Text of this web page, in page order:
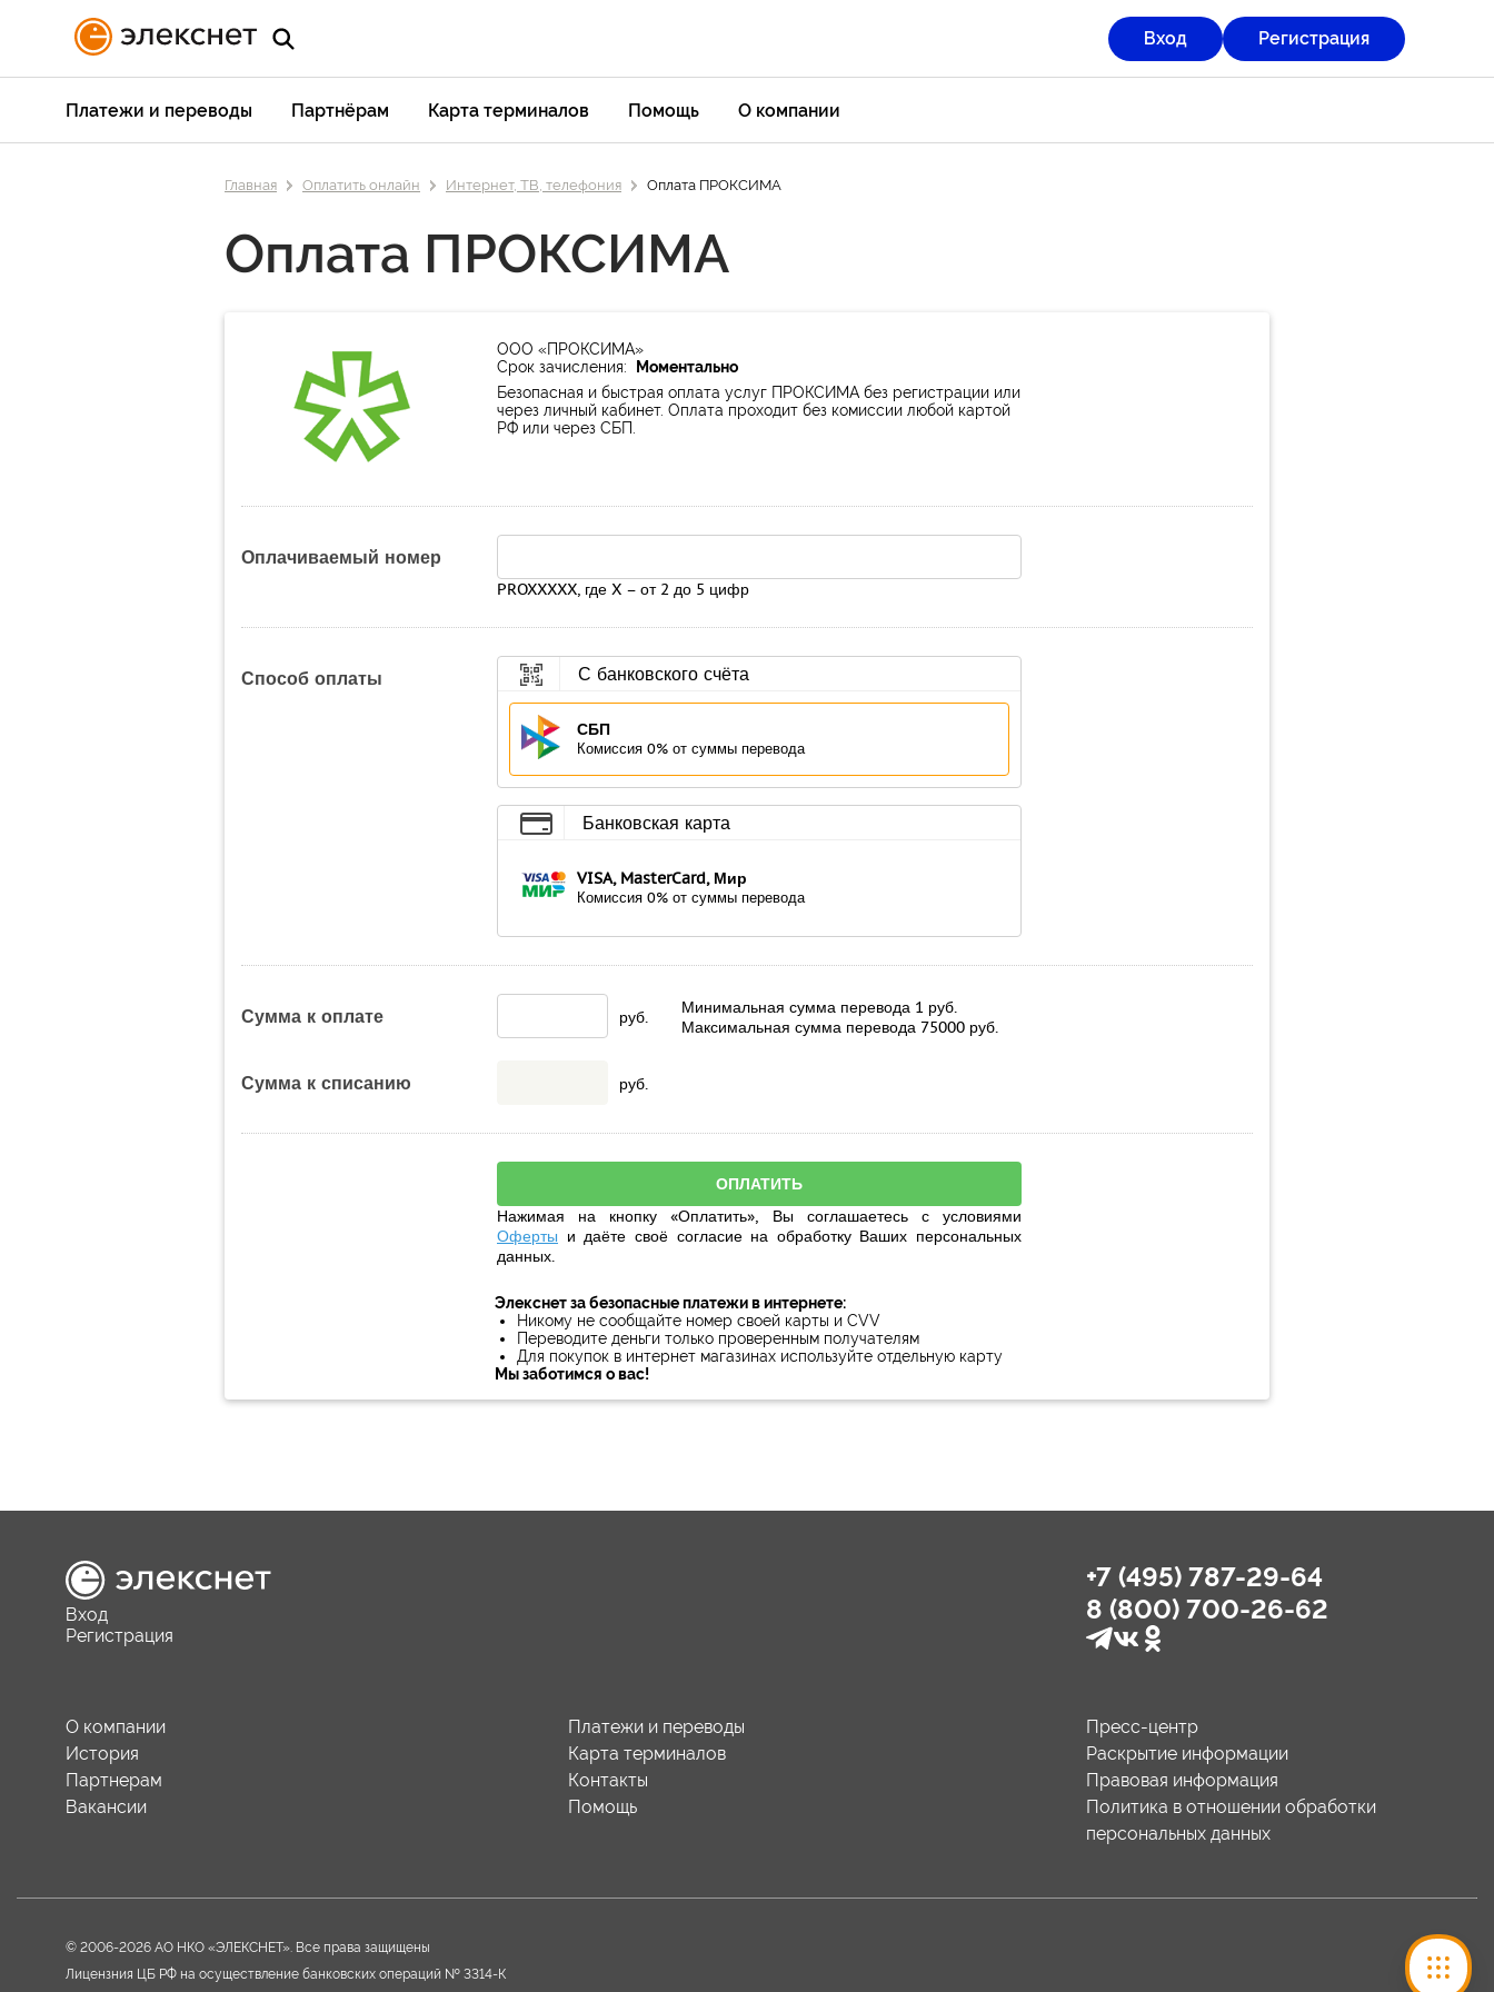
Вход Регистрация
Платежи и переводы Партнёрам Карта терминалов Помощь О компании
Главная Оплатить онлайн Интернет, ТВ, телефония Оплата ПРОКСИМА
Оплата ПРОКСИМА
ООО «ПРОКСИМА»
Срок зачисления:
Моментально
Безопасная и быстрая оплата услуг ПРОКСИМА без регистрации или
через личный кабинет. Оплата проходит без комиссии любой картой
РФ или через СБП.
Оплачиваемый номер
PROXXXXX, где X – от 2 до 5 цифр
Способ оплаты С банковского счёта
СБП
Комиссия 0% от суммы перевода
Банковская карта
VISA, MasterCard, Мир
Комиссия 0% от суммы перевода
Сумма к оплате руб. Минимальная сумма перевода 1 руб.
Максимальная сумма перевода 75000 руб.
Сумма к списанию руб.
Нажимая на кнопку «Оплатить», Вы соглашаетесь с условиями
Оферты и даёте своё согласиена обработку Ваших персональных
данных.
Элекснет за безопасные платежи в интернете:
Никому не сообщайте номер своей карты и CVV
Переводите деньги только проверенным получателям
Для покупок в интернет магазинах используйте отдельную карту
Мы заботимся о вас!
Вход
Регистрация
О компании
История
Партнерам
Вакансии
Платежи и переводы
Карта терминалов
Контакты
Помощь
Пресс-центр
Раскрытие информации
Правовая информация
Политика в отношении обработки
персональных данных
+7 (495) 787-29-64
8 (800) 700-26-62
© 2006-2026 АО НКО «ЭЛЕКСНЕТ». Все права защищены
Лицензния ЦБ РФ на осуществление банковских операций № 3314-К